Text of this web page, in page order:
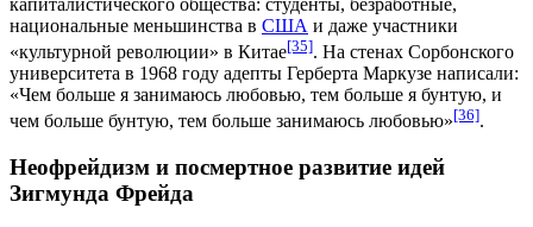
национальные меньшинства в США и даже участники
«культурной революции» в Китае[35]. На стенах Сорбонского
университета в 1968 году адепты Герберта Маркузе написали:
«Чем больше я занимаюсь любовью, тем больше я бунтую, и
чем больше бунтую, тем больше занимаюсь любовью»[36].
Неофрейдизм и посмертное развитие идей
Зигмунда Фрейда